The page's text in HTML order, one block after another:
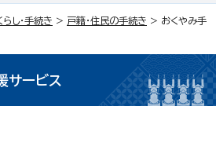
らし・手続き > 戸籍・住民の手続き > おくやみ手
サービス